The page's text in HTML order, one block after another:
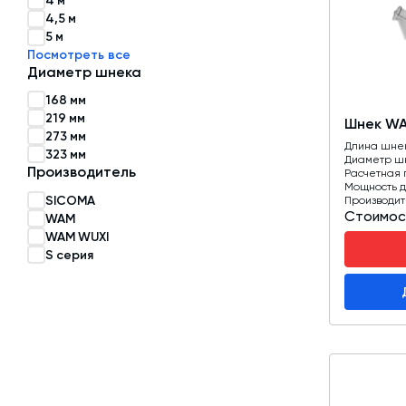
Затворы для силосов и дозаторов
Авто и Ж/Д весы
Пневмооборудование
Датчики
Рециклинг
Околопрессовочное оборудование
4,5 м
5 м
Посмотреть все
Диаметр шнека
168 мм
219 мм
273 мм
323 мм
Производитель
SICOMA
WAM
WAM WUXI
S серия
Шнек
Длина
Диаметр
Расчетная
Мощность